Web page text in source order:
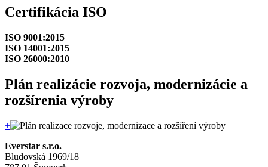
Certifikácia ISO
ISO 9001:2015
ISO 14001:2015
ISO 26000:2010
Plán realizácie rozvoja, modernizácie a
rozšírenia výroby
+
Everstar s.r.o.
Bludovská 1969/18